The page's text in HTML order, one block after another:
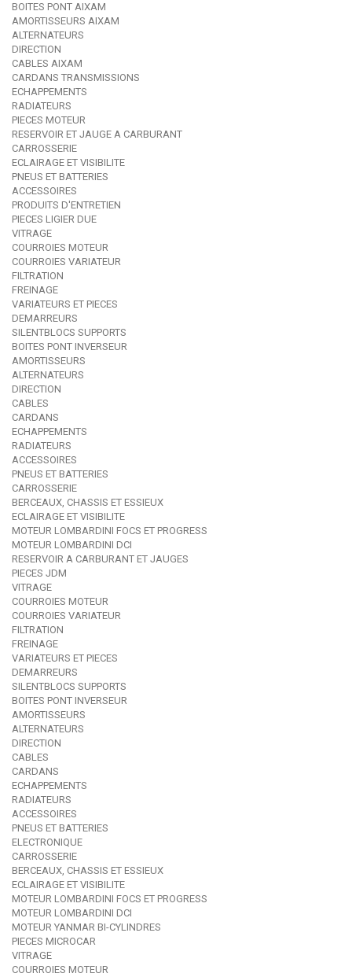
BOITES PONT AIXAM
AMORTISSEURS AIXAM
ALTERNATEURS
DIRECTION
CABLES AIXAM
CARDANS TRANSMISSIONS
ECHAPPEMENTS
RADIATEURS
PIECES MOTEUR
RESERVOIR ET JAUGE A CARBURANT
CARROSSERIE
ECLAIRAGE ET VISIBILITE
PNEUS ET BATTERIES
ACCESSOIRES
PRODUITS D'ENTRETIEN
PIECES LIGIER DUE
VITRAGE
COURROIES MOTEUR
COURROIES VARIATEUR
FILTRATION
FREINAGE
VARIATEURS ET PIECES
DEMARREURS
SILENTBLOCS SUPPORTS
BOITES PONT INVERSEUR
AMORTISSEURS
ALTERNATEURS
DIRECTION
CABLES
CARDANS
ECHAPPEMENTS
RADIATEURS
ACCESSOIRES
PNEUS ET BATTERIES
CARROSSERIE
BERCEAUX, CHASSIS ET ESSIEUX
ECLAIRAGE ET VISIBILITE
MOTEUR LOMBARDINI FOCS ET PROGRESS
MOTEUR LOMBARDINI DCI
RESERVOIR A CARBURANT ET JAUGES
PIECES JDM
VITRAGE
COURROIES MOTEUR
COURROIES VARIATEUR
FILTRATION
FREINAGE
VARIATEURS ET PIECES
DEMARREURS
SILENTBLOCS SUPPORTS
BOITES PONT INVERSEUR
AMORTISSEURS
ALTERNATEURS
DIRECTION
CABLES
CARDANS
ECHAPPEMENTS
RADIATEURS
ACCESSOIRES
PNEUS ET BATTERIES
ELECTRONIQUE
CARROSSERIE
BERCEAUX, CHASSIS ET ESSIEUX
ECLAIRAGE ET VISIBILITE
MOTEUR LOMBARDINI FOCS ET PROGRESS
MOTEUR LOMBARDINI DCI
MOTEUR YANMAR BI-CYLINDRES
PIECES MICROCAR
VITRAGE
COURROIES MOTEUR